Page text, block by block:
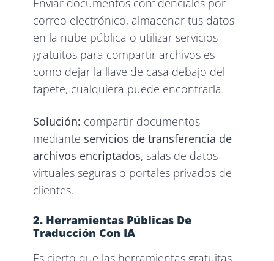
Enviar documentos confidenciales por
correo electrónico, almacenar tus datos
en la nube pública o utilizar servicios
gratuitos para compartir archivos es
como dejar la llave de casa debajo del
tapete, cualquiera puede encontrarla.
Solución: compartir documentos
mediante servicios de transferencia de
archivos encriptados, salas de datos
virtuales seguras o portales privados de
clientes.
2. Herramientas Públicas De
Traducción Con IA
Es cierto que las herramientas gratuitas